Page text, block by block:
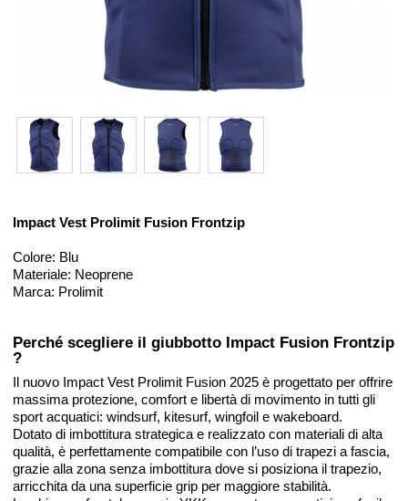
Impact Vest Prolimit Fusion Frontzip
Colore: Blu
Materiale: Neoprene
Marca: Prolimit
Perché scegliere il giubbotto Impact Fusion Frontzip
?
Il nuovo Impact Vest Prolimit Fusion 2025 è progettato per offrire
massima protezione, comfort e libertà di movimento in tutti gli
sport acquatici: windsurf, kitesurf, wingfoil e wakeboard.
Dotato di imbottitura strategica e realizzato con materiali di alta
qualità, è perfettamente compatibile con l’uso di trapezi a fascia,
grazie alla zona senza imbottitura dove si posiziona il trapezio,
arricchita da una superficie grip per maggiore stabilità.